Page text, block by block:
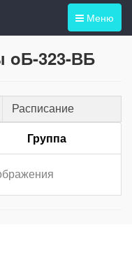
Меню
oБ-323-ВБ
Расписание
Группа